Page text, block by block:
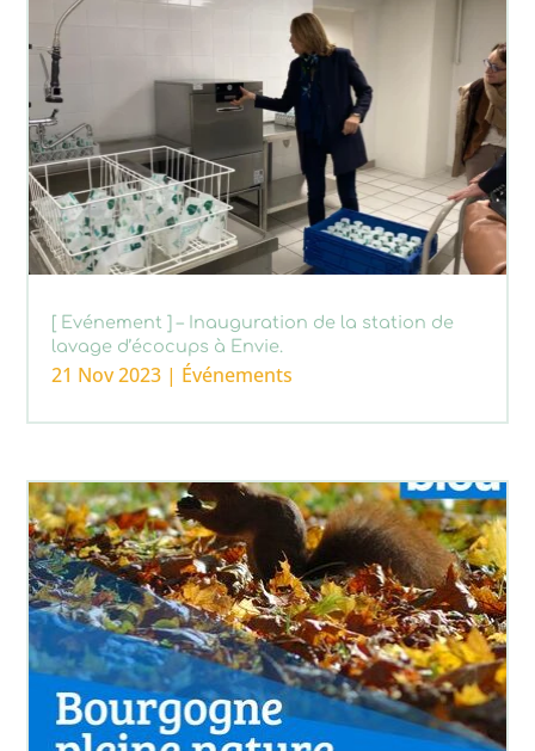
[ Evénement ] – Inauguration de la station de
lavage d’écocups à Envie.
21 Nov 2023 | Événements